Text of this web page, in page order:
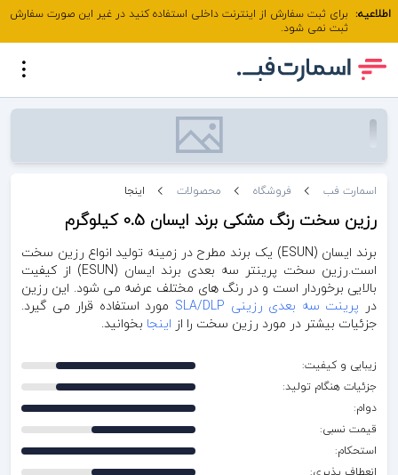
اطلاعیه: برای ثبت سفارش از اینترنت داخلی استفاده کنید در غیر این صورت سفارش
ثبت نمی شود.
اسمارت فب فروشگاه محصولات اینجا
رزین سخت رنگ مشکی برند ایسان 0.5 کیلوگرم
برند ایسان (ESUN) یک برند مطرح در زمینه تولید انواع رزین سخت
است.رزین سخت پرینتر سه بعدی برند ایسان (ESUN) از کیفیت
بالایی برخوردار است و در رنگ های مختلف عرضه می شود. این رزین
در پرینت سه بعدی رزینی SLA/DLP
مورد استفاده قرار می گیرد.
جزئیات بیشتر در مورد رزین سخت را از اینجا بخوانید.
زیبایی و کیفیت:
جزئیات هنگام تولید:
دوام:
قیمت نسبی:
استحکام: